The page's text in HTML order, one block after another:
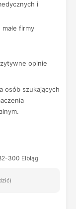
i
firmy
opinie
osób szukających
300 Elbląg